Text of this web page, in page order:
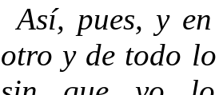
Así, pues, y
otro y de todo lo